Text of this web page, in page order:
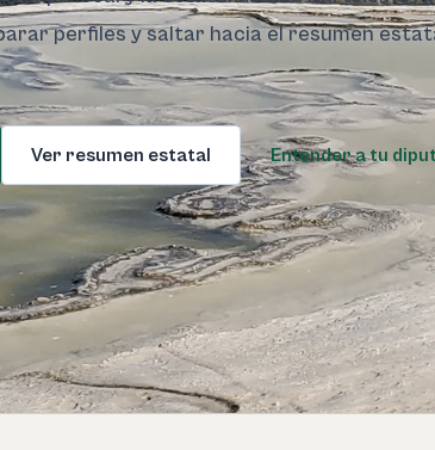
perfiles y saltar hacia el resumen
Ver resumen estatal Entender a tu